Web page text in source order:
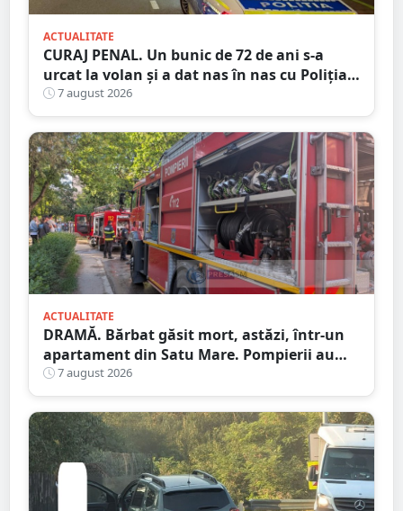
ACTUALITATE
CURAJ PENAL. Un bunic de 72 de ani s-a
urcat la volan și a dat nas în nas cu Poliția
Satu Mare
7 august 2026
ACTUALITATE
DRAMĂ. Bărbat găsit mort, astăzi, într-un
apartament din Satu Mare. Pompierii au
spart ușa
7 august 2026